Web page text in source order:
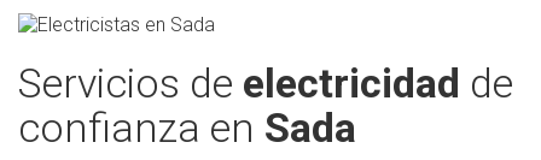
Servicios de electricidad de
confianza en Sada